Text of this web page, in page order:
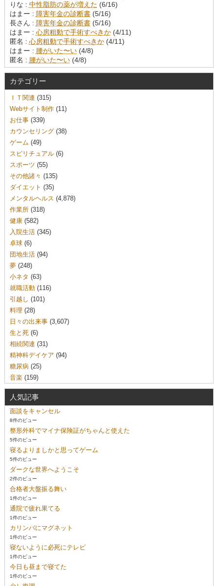
りな : 中性脂肪の薬が増えた (6/16)
はまー : 障害年金の診断書(5/16)
長さん : 障害年金の診断書(5/16)
はまー : 心房粗動で手術すべきか(4/11)
匿名 : 心房粗動で手術すべきか(4/11)
はまー : 腰がいた〜い(4/8)
匿名 : 腰がいた〜い(4/8)
カテゴリー
ＩＴ関連 (315)
Webサイト制作(11)
お仕事(339)
カウンセリング(38)
ゲーム (49)
スピリチュアル(6)
スポーツ (55)
その他諸々 (135)
ダイエット (35)
メンタルヘルス (4,878)
作業所(318)
健康(582)
入院生活(345)
卓球(6)
団地生活(94)
夢(248)
小ネタ (63)
就職活動(116)
引越し (101)
料理 (28)
日々の出来事(3,607)
生と死(6)
相続関連 (31)
精神科デイケア (94)
糖尿病 (25)
音楽(159)
人気記事
面談をキャンセル
8件のビュー
整形外科でマイナ保険証がちゃんと使えた
5件のビュー
寝るよりましかと思ってゲーム
5件のビュー
ダークな世界へようこそ
2件のビュー
合格者大盤振る舞い
1件のビュー
通院で疲れ果てる
1件のビュー
カリンバにマグネット
1件のビュー
寝ないように必死にテレビ
1件のビュー
今日も昼まで寝てた
1件のビュー